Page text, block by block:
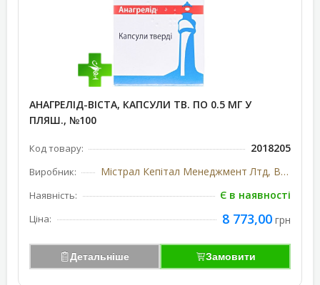
АНАГРЕЛІД-ВІСТА, КАПСУЛИ ТВ. ПО 0.5 МГ У
ПЛЯШ., №100
Код товару: 2018205
Виробник: Містрал Кепітал Менеджмент Лтд, Великобританія
Наявність: Є в наявності
Ціна: 8 773,00 грн
Детальніше Замовити